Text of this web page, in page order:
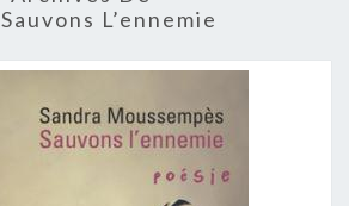
Sauvons L’ennemie